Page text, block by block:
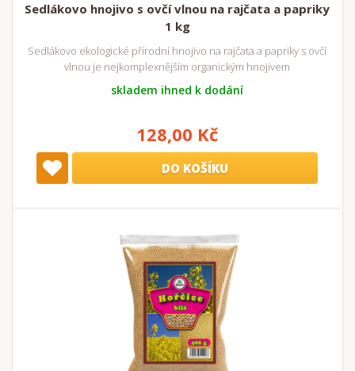
Sedlákovo hnojivo s ovčí vlnou na rajčata a papriky
1 kg
Sedlákovo ekologické přírodní hnojivo na rajčata a papriky s ovčí
vlnou je nejkomplexnějším organickým hnojivem
skladem ihned k dodání
128,00 Kč
DO KOŠÍKU